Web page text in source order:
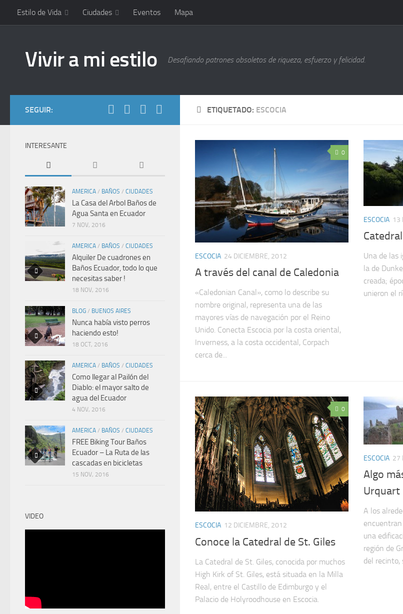
Estilo de Vida Ciudades Eventos Mapa
Vivir a mi estilo Desafiando patrones obsoletos de riqueza, esfuerzo y felicidad.
ETIQUETADO: ESCOCIA
0
ESCOCIA 24 DICIEMBRE, 2012
A través del canal de Caledonia
«Caledonian Canal», como lo describe su
nombre original, representa una de las
mayores vías de navegación por el Reino
Unido. Conecta Escocia por la costa oriental,
Inverness, a la costa occidental, Corpach
cerca de...
ESCOCIA 13
Una de las
la de
creada;
unieron el
0
ESCOCIA 12 DICIEMBRE, 2012
Conoce la Catedral de St. Giles
La Catedral de St. Giles, conocida por muchos
High Kirk of St. Giles, está situada en la Milla
Real, entre el Castillo de Edimburgo y el
Palacio de Holyroodhouse en Escocia.
ESCOCIA 27
Algo
Urquart
A los
una
región de
del recinto,
SEGUIR:
INTERESANTE
AMERICA / BAÑOS / CIUDADES
La Casa del Arbol Baños de
Agua Santa en Ecuador
7 NOV, 2016
AMERICA / BAÑOS / CIUDADES
Alquiler De cuadrones en
Baños Ecuador, todo lo que
necesitas saber !
18 NOV, 2016
BLOG / BUENOS AIRES
Nunca había visto perros
haciendo esto!
18 OCT, 2016
AMERICA / BAÑOS / CIUDADES
Como llegar al Pailón del
Diablo: el mayor salto de
agua del Ecuador
4 NOV, 2016
AMERICA / BAÑOS / CIUDADES
FREE Biking Tour Baños
Ecuador – La Ruta de las
cascadas en bicicletas
15 NOV, 2016
VIDEO